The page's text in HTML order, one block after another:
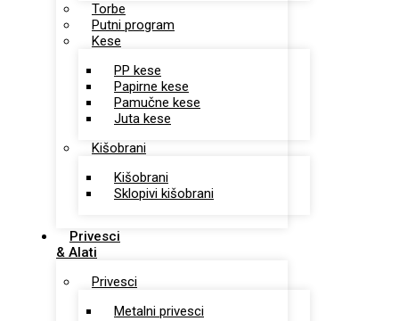
Torbe
Putni program
Kese
PP kese
Papirne kese
Pamučne kese
Juta kese
Kišobrani
Kišobrani
Sklopivi kišobrani
Privesci
& Alati
Privesci
Metalni privesci